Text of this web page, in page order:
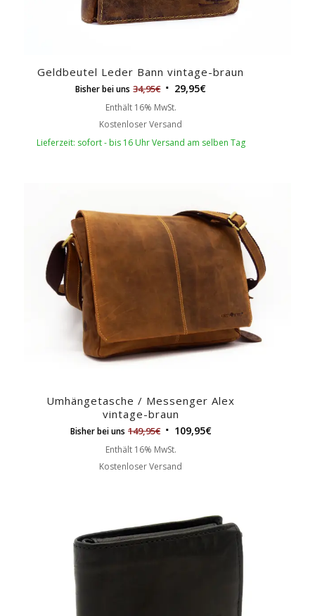
Geldbeutel Leder Bann vintage-braun
Bisher bei uns 34,95€ 29,95€
Enthält 16% MwSt.
Kostenloser Versand
Lieferzeit: sofort - bis 16 Uhr Versand am selben Tag
Umhängetasche / Messenger Alex
vintage-braun
Bisher bei uns 149,95€ 109,95€
Enthält 16% MwSt.
Kostenloser Versand